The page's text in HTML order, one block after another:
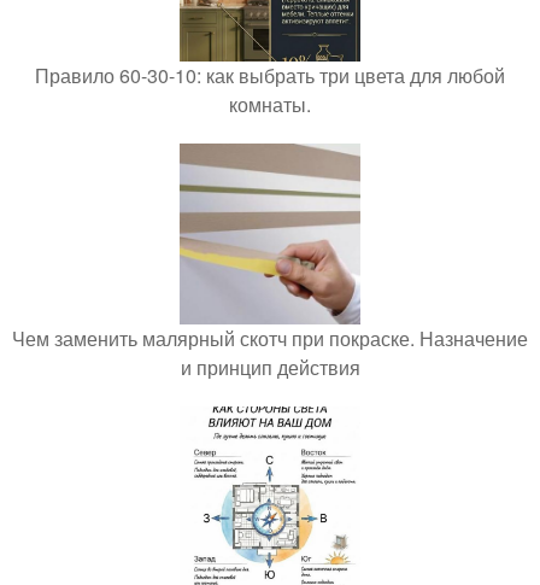
Правило 60-30-10: как выбрать три цвета для любой
комнаты.
Чем заменить малярный скотч при покраске. Назначение
и принцип действия